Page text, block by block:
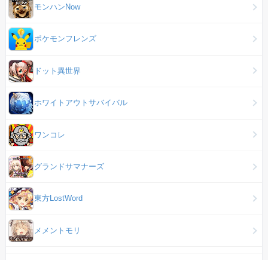
モンハンNow
ポケモンフレンズ
ドット異世界
ホワイトアウトサバイバル
ワンコレ
グランドサマナーズ
東方LostWord
メメントモリ